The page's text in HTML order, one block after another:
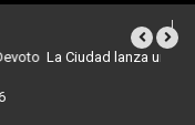
y libros para el día del